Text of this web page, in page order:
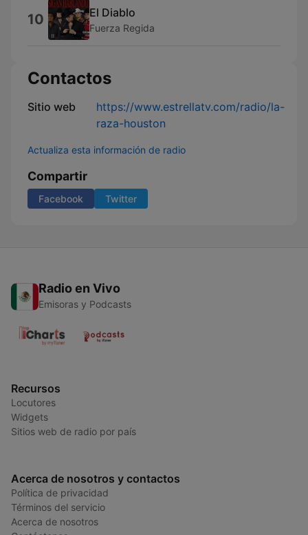
10 El Diablo
Fuerza Regida
Contactos
Sitio web
https://www.estrellatv.com/radio/la-
raza-houston
Actualiza esta información de radio
Compartir
Facebook Twitter
Radio en Vivo
Emisoras y Podcasts
Recursos
Locutores
Widgets
Sitios web de radio por país
Acerca de nosotros y contactos
Política de privacidad
Términos del servicio
Acerca de nosotros